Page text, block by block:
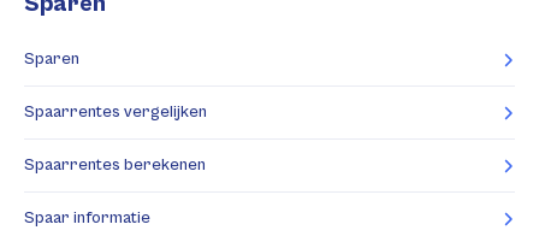
Sparen
Spaarrentes vergelijken
Spaarrentes berekenen
Spaar informatie